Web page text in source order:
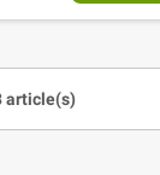
article(s)